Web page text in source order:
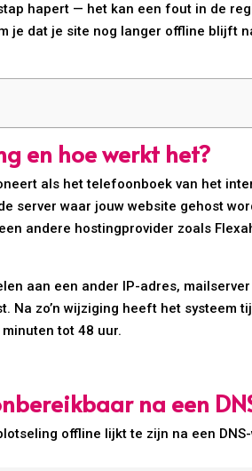
hapert — het kan een fout in de
je dat je site nog langer offline blijft
en hoe werkt het?
als het telefoonboek van het
server waar jouw website gehost
andere hostingprovider zoals
aan een ander IP-adres,
Na zo’n wijziging heeft het systeem
tot 48 uur.
na een
offline lijkt te zijn na een